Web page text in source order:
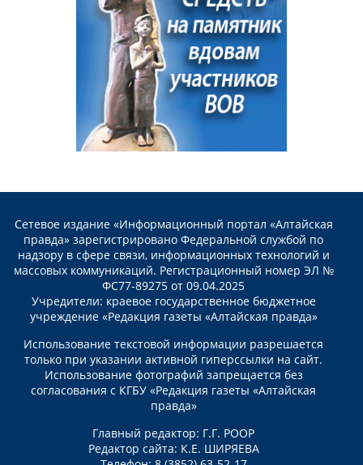
Сетевое издание «Информационный портал «Алтайская
правда» зарегистрировано Федеральной службой по
надзору в сфере связи, информационных технологий и
массовых коммуникаций. Регистрационный номер ЭЛ №
ФС77-89275 от 09.04.2025
Учредители: краевое государственное бюджетное
учреждение «Редакция газеты «Алтайская правда»
Использование текстовой информации разрешается
только при указании активной гиперссылки на сайт.
Использование фотографий запрещается без
согласования с КГБУ «Редакция газеты «Алтайская
правда»
Главный редактор: Г.Г. РООР
Редактор сайта: К.Е. ШИРЯЕВА